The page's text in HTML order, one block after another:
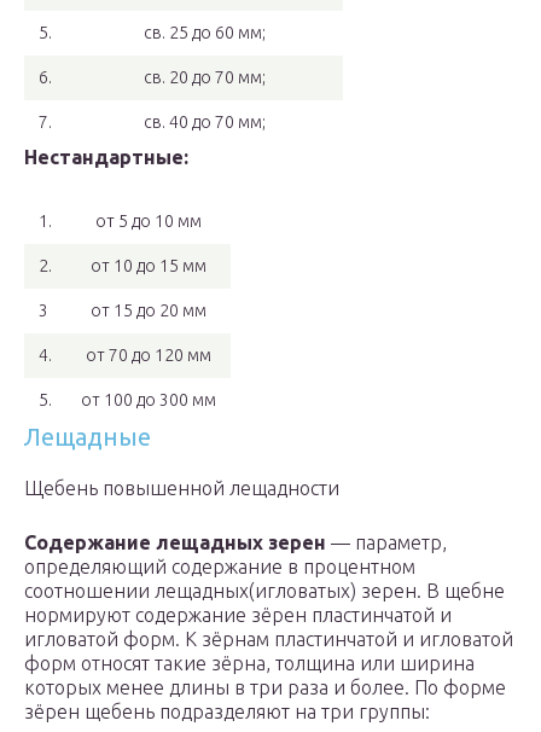
5. св. 25 до 60 мм;
6. св. 20 до 70 мм;
7. св. 40 до 70 мм;
Нестандартные:
1. от 5 до 10 мм
2. от 10 до 15 мм
3 от 15 до 20 мм
4. от 70 до 120 мм
5. от 100 до 300 мм
Лещадные
Щебень повышенной лещадности
Содержание лещадных зерен — параметр,
определяющий содержание в процентном
соотношении лещадных(игловатых) зерен. В щебне
нормируют содержание зёрен пластинчатой и
игловатой форм. К зёрнам пластинчатой и игловатой
форм относят такие зёрна, толщина или ширина
которых менее длины в три раза и более. По форме
зёрен щебень подразделяют на три группы: